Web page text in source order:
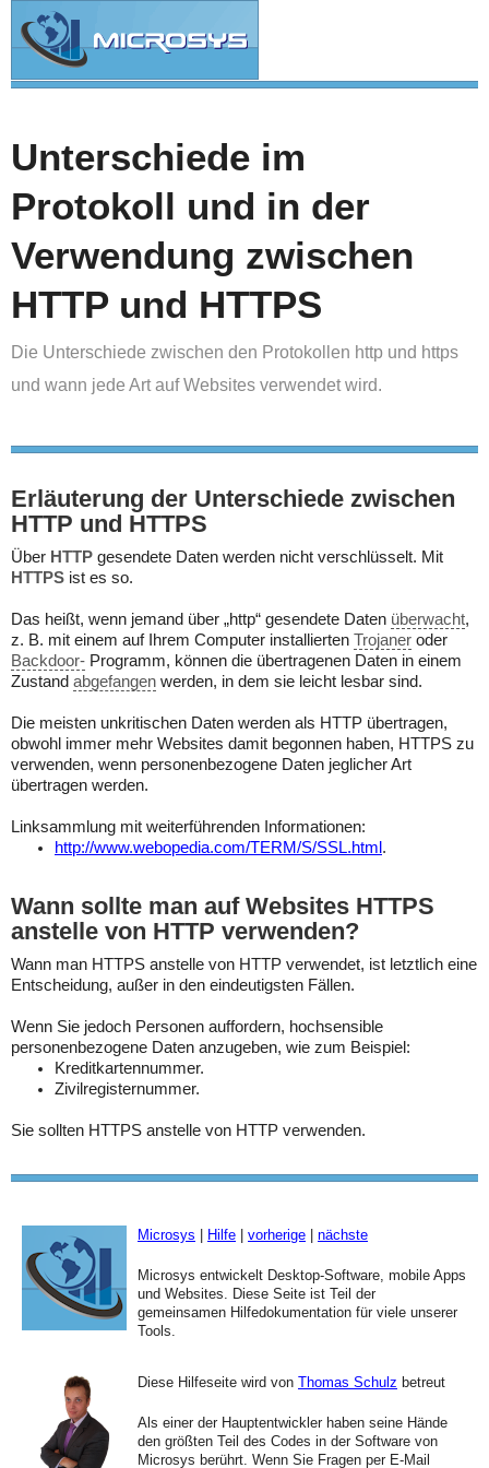
Unterschiede im
Protokoll und in der
Verwendung zwischen
HTTP und HTTPS
Die Unterschiede zwischen den Protokollen http und https
und wann jede Art auf Websites verwendet wird.
Erläuterung der Unterschiede zwischen
HTTP und HTTPS
Über HTTP gesendete Daten werden nicht verschlüsselt. Mit
HTTPS ist es so.
Das heißt, wenn jemand über „http“ gesendete Daten überwacht,
z. B. mit einem auf Ihrem Computer installierten Trojaner oder
Backdoor- Programm, können die übertragenen Daten in einem
Zustand abgefangen werden, in dem sie leicht lesbar sind.
Die meisten unkritischen Daten werden als HTTP übertragen,
obwohl immer mehr Websites damit begonnen haben, HTTPS zu
verwenden, wenn personenbezogene Daten jeglicher Art
übertragen werden.
Linksammlung mit weiterführenden Informationen:
http://www.webopedia.com/TERM/S/SSL.html .
Wann sollte man auf Websites HTTPS
anstelle von HTTP verwenden?
Wann man HTTPS anstelle von HTTP verwendet, ist letztlich eine
Entscheidung, außer in den eindeutigsten Fällen.
Wenn Sie jedoch Personen auffordern, hochsensible
personenbezogene Daten anzugeben, wie zum Beispiel:
Kreditkartennummer.
Zivilregisternummer.
Sie sollten HTTPS anstelle von HTTP verwenden.
Microsys Hilfe vorherige nächste
Microsys entwickelt Desktop-Software, mobile Apps
und Websites. Diese Seite ist Teil der
gemeinsamen Hilfedokumentation für viele unserer
Tools.
Diese Hilfeseite wird von Thomas Schulz betreut
Als einer der Hauptentwickler haben seine Hände
den größten Teil des Codes in der Software von
Microsys berührt. Wenn Sie Fragen per E-Mail